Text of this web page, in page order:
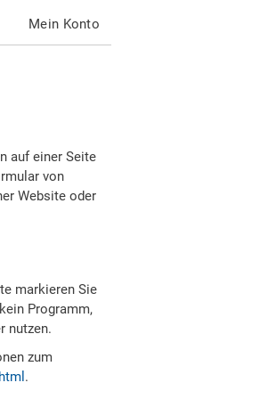
Mein Konto
auf einer Seite
von
Website oder
markieren Sie
Programm,
nutzen.
zum
.